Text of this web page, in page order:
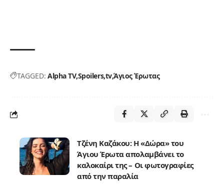
TAGGED: Alpha TVSpoilers tvΆγιος Έρωτας
Τζένη Καζάκου: Η «Δώρα» του
Άγιου Έρωτα απολαμβάνει το
καλοκαίρι της – Οι φωτογραφίες
από την παραλία